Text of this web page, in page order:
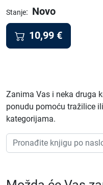
Stanje: Novo
10,99 €
Zanima Vas i neka druga
ponudu pomoću tražilice
kategorijama.